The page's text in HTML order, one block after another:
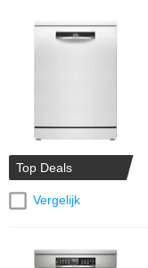
Top Deals
Vergelijk